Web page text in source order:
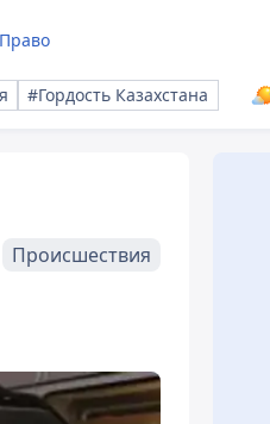
Право
#Гордость Казахстана
Происшествия